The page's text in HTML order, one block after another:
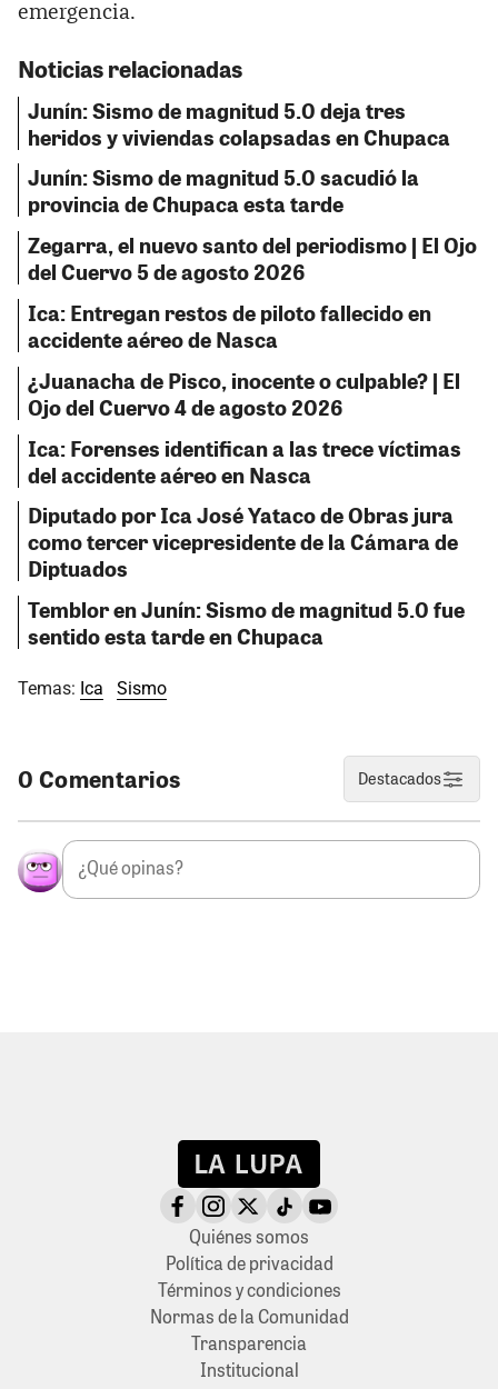
emergencia.
Noticias relacionadas
Junín: Sismo de magnitud 5.0 deja tres
heridos y viviendas colapsadas en Chupaca
Junín: Sismo de magnitud 5.0 sacudió la
provincia de Chupaca esta tarde
Zegarra, el nuevo santo del periodismo | El Ojo
del Cuervo 5 de agosto 2026
Ica: Entregan restos de piloto fallecido en
accidente aéreo de Nasca
¿Juanacha de Pisco, inocente o culpable? | El
Ojo del Cuervo 4 de agosto 2026
Ica: Forenses identifican a las trece víctimas
del accidente aéreo en Nasca
Diputado por Ica José Yataco de Obras jura
como tercer vicepresidente de la Cámara de
Diptuados
Temblor en Junín: Sismo de magnitud 5.0 fue
sentido esta tarde en Chupaca
Temas: Ica Sismo
0 Comentarios Destacados
Quiénes somos
Política de privacidad
Términos y condiciones
Normas de la Comunidad
Transparencia
Institucional